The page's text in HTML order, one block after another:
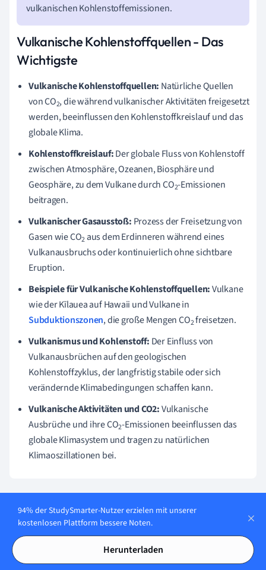
vulkanischen Kohlenstoffemissionen.
Vulkanische Kohlenstoffquellen - Das
Wichtigste
Vulkanische Kohlenstoffquellen: Natürliche Quellen
von CO2, die während vulkanischer Aktivitäten freigesetzt
werden, beeinflussen den Kohlenstoffkreislauf und das
globale Klima.
Kohlenstoffkreislauf:Der globale Fluss von Kohlenstoff
zwischen Atmosphäre, Ozeanen, Biosphäre und
Geosphäre, zu dem Vulkane durch CO2-Emissionen
beitragen.
Vulkanischer Gasausstoß: Prozess der Freisetzung von
Gasen wie CO2 aus dem Erdinneren während eines
Vulkanausbruchs oder kontinuierlich ohne sichtbare
Eruption.
Beispiele für Vulkanische Kohlenstoffquellen:Vulkane
wie der Kīlauea auf Hawaii und Vulkane in
Subduktionszonen, die große Mengen CO2freisetzen.
Vulkanismus und Kohlenstoff: Der Einfluss von
Vulkanausbrüchen auf den geologischen
Kohlenstoffzyklus, der langfristig stabile oder sich
verändernde Klimabedingungen schaffen kann.
Vulkanische Aktivitäten und CO2:Vulkanische
Ausbrüche und ihre CO2-Emissionen beeinflussen das
globale Klimasystem und tragen zu natürlichen
Klimaoszillationen bei.
Karteikarten in
Vulkanische
Kohlenstoffquellen
12
94% der StudySmarter-Nutzer erzielen mit unserer
kostenlosen Plattform bessere Noten.
Herunterladen